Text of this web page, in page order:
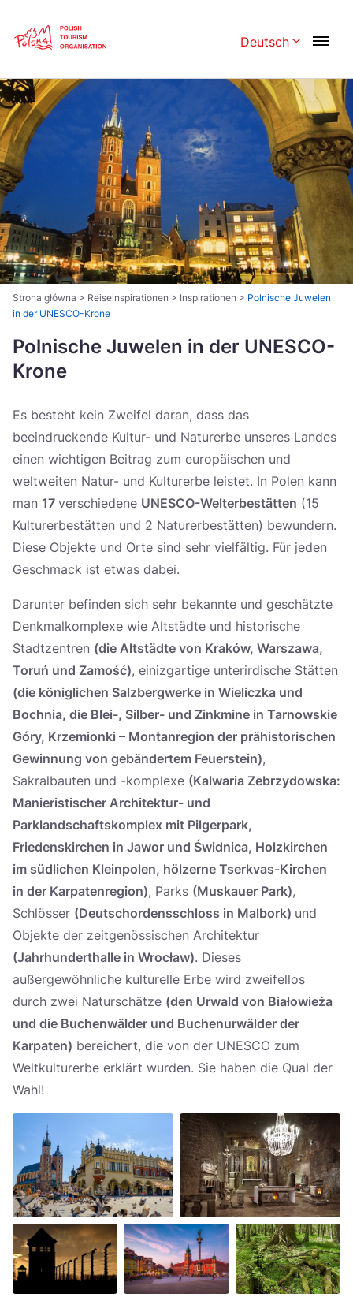
Deutsch
Polski
Česká 中国
Dansk Deutsch
Español
Italiano Magyar
Nederlands 日本語
Português Norsk
Україна
Strona główna > Reiseinspirationen > Inspirationen > Polnische Juwelen
in der UNESCO-Krone
Polnische Juwelen in der UNESCO-
Krone
Es besteht kein Zweifel daran, dass das
beeindruckende Kultur- und Naturerbe unseres Landes
einen wichtigen Beitrag zum europäischen und
weltweiten Natur- und Kulturerbe leistet. In Polen kann
man 17 verschiedene UNESCO-Welterbestätten (15
Kulturerbestätten und 2 Naturerbestätten) bewundern.
Diese Objekte und Orte sind sehr vielfältig. Für jeden
Geschmack ist etwas dabei.
Darunter befinden sich sehr bekannte und geschätzte
Denkmalkomplexe wie Altstädte und historische
Stadtzentren (die Altstädte von Kraków, Warszawa,
Toruń und Zamość), einizgartige unterirdische Stätten
(die königlichen Salzbergwerke in Wieliczka und
Bochnia, die Blei-, Silber- und Zinkmine in Tarnowskie
Góry, Krzemionki – Montanregion der prähistorischen
Gewinnung von gebändertem Feuerstein),
Sakralbauten und -komplexe (Kalwaria Zebrzydowska:
Manieristischer Architektur- und
Parklandschaftskomplex mit Pilgerpark,
Friedenskirchen in Jawor und Świdnica, Holzkirchen
im südlichen Kleinpolen, hölzerne Tserkvas-Kirchen
in der Karpatenregion), Parks (Muskauer Park),
Schlösser (Deutschordensschloss in Malbork) und
Objekte der zeitgenössischen Architektur
(Jahrhunderthalle in Wrocław). Dieses
außergewöhnliche kulturelle Erbe wird zweifellos
durch zwei Naturschätze (den Urwald von Białowieża
und die Buchenwälder und Buchenurwälder der
Karpaten) bereichert, die von der UNESCO zum
Weltkulturerbe erklärt wurden. Sie haben die Qual der
Wahl!